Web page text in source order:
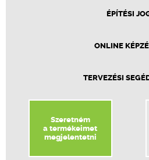
ÉPÍTÉSI
ONLINE
TERVEZÉSI
Szeretném
a termékeimet
megjelentetni